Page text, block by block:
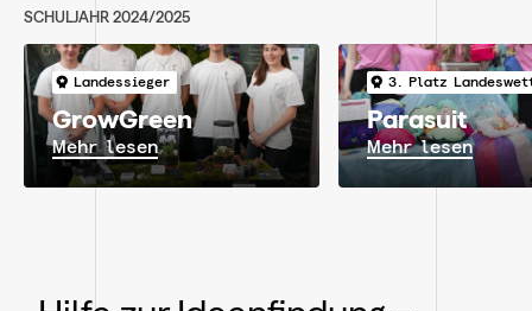
SCHULJAHR 2024/2025
Landessieger
GrowGreen
Mehr lesen
3. Platz
Parasuit
Mehr lesen